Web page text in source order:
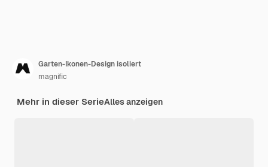
Garten-Ikonen-Design isoliert
magnific
Mehr in dieser SerieAlles anzeigen